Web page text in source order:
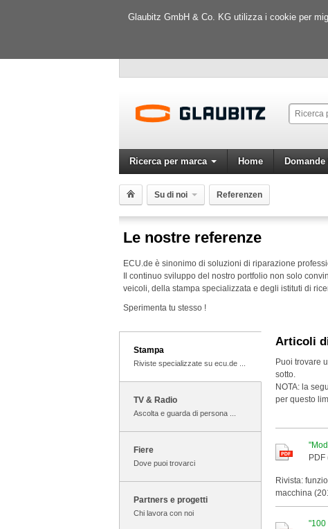
Glaubitz GmbH & Co. KG utilizza i cookie per
Ricerca per marca Home
Su di noi Referenzen
Le nostre referenze
ECU.de è sinonimo di soluzioni di riparazione
Il continuo sviluppo del nostro portfolio non solo
veicoli, della stampa specializzata e degli istituti di
Sperimenta tu stesso !
Stampa
Riviste specializzate su ecu.de ...
TV & Radio
Ascolta e guarda di persona ...
Fiere
Dove puoi trovarci
Partners e progetti
Chi lavora con noi
Articoli
Puoi trovare
sotto.
NOTA: la
per questo
PDF
Rivista:
macchina
"100